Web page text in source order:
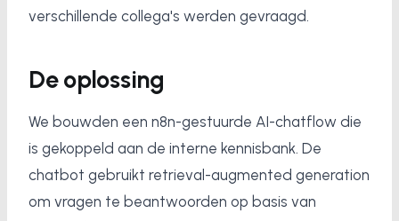
verschillende collega's werden gevraagd.
De oplossing
We bouwden een n8n-gestuurde AI-chatflow die
is gekoppeld aan de interne kennisbank. De
chatbot gebruikt retrieval-augmented generation
om vragen te beantwoorden op basis van